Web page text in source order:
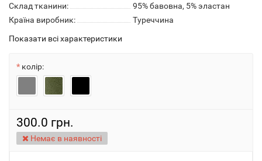
Склад тканини:
95% бавовна, 5% эластан
Країна виробник:
Туреччина
Показати всі характеристики
колір:
300.0 грн.
Немає в наявності